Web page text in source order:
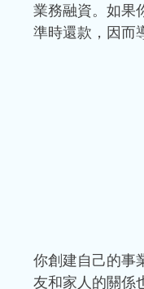
業務融資。如果
準時還款，因而
你創建自己的事
友和家人的關係